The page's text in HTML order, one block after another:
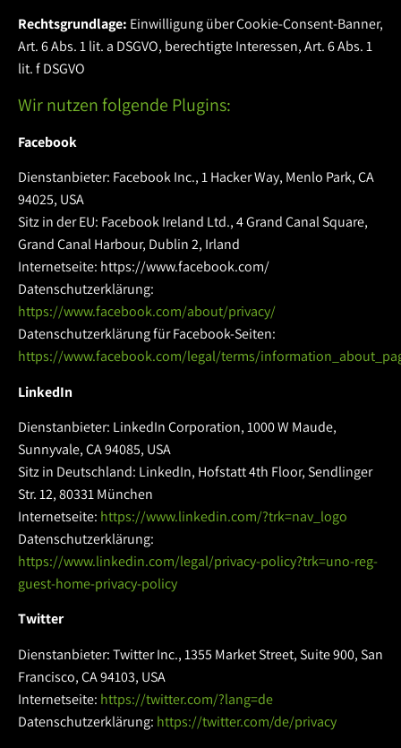
Rechtsgrundlage: Einwilligung über Cookie-Consent-Banner,
Art. 6 Abs. 1 lit. a DSGVO, berechtigte Interessen, Art. 6 Abs. 1
lit. f DSGVO
Wir nutzen folgende Plugins:
Facebook
Dienstanbieter: Facebook Inc., 1 Hacker Way, Menlo Park, CA
94025, USA
Sitz in der EU: Facebook Ireland Ltd., 4 Grand Canal Square,
Grand Canal Harbour, Dublin 2, Irland
Internetseite: https://www.facebook.com/
Datenschutzerklärung:
https://www.facebook.com/about/privacy/
Datenschutzerklärung für Facebook-Seiten:
https://www.facebook.com/legal/terms/
LinkedIn
Dienstanbieter: LinkedIn Corporation, 1000 W Maude,
Sunnyvale, CA 94085, USA
Sitz in Deutschland: LinkedIn, Hofstatt 4th Floor, Sendlinger
Str. 12, 80331 München
Internetseite: https://www.linkedin.com/?trk=nav_logo
Datenschutzerklärung:
https://www.linkedin.com/legal/privacy-policy?trk=uno-reg-
guest-home-privacy-policy
Twitter
Dienstanbieter: Twitter Inc., 1355 Market Street, Suite 900, San
Francisco, CA 94103, USA
Internetseite: https://twitter.com/?lang=de
Datenschutzerklärung: https://twitter.com/de/privacy